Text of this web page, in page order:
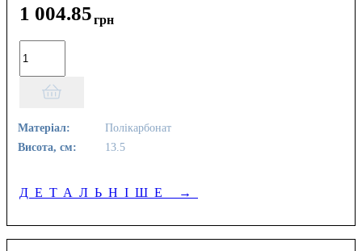
1 004.85грн
Матеріал:
Полікарбонат
Висота, см:
13.5
ДЕТАЛЬНІШЕ →